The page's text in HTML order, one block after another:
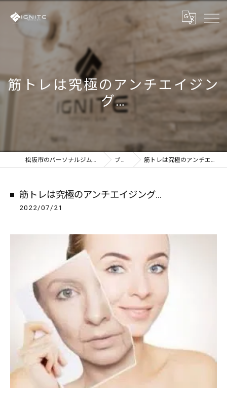
筋トレは究極のアンチエイジン
グ…
松阪市のパーソナルジムならIGNITE ブログ 筋トレは究極のアンチエイジング…
筋トレは究極のアンチエイジング…
2022/07/21